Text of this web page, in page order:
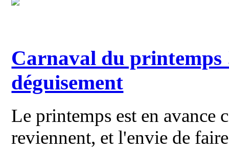
Carnaval du printemps
déguisement
Le printemps est en avance
reviennent, et l'envie de